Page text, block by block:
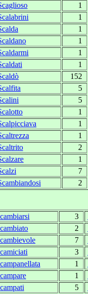
1
1
1
1
1
1
152
5
5
1
1
1
2
1
7
2
3
2
7
3
1
1
5